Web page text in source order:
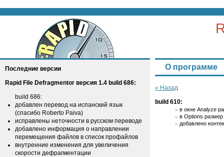
О программе
Последние версии
Rapid File Defragmentor версия 1.4 build 686:
build 686:
добавлен перевод на испанский язык
(спасибо Roberto Paiva)
исправлены неточности в русском переводе
добавлено информация о направлении
перемещения файлов в список профайлов
внутренние изменения для увеличения
скорости дефрагментации
« Назад
build 610:
в окне Analyze
в Options размер
добавлено